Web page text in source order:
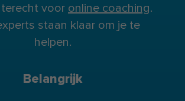
voor online coaching.
staan klaar om je te
helpen.
Belangrijk